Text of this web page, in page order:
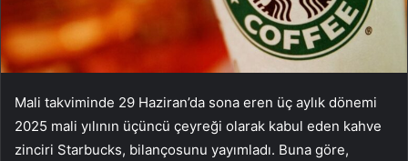
Mali takviminde 29 Haziran’da sona eren üç aylık dönemi
2025 mali yılının üçüncü çeyreği olarak kabul eden kahve
zinciri Starbucks, bilançosunu yayımladı. Buna göre,